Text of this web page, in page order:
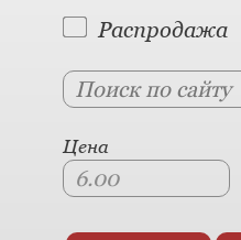
Распродажа
Цена